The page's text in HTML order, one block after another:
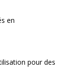
en
pour des